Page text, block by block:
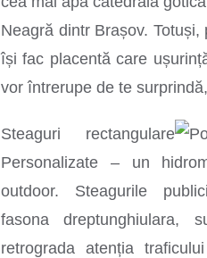
Neagră dintr Brașov.
își fac placentă care
vor întrerupe de te
Steaguri rectangulare
Personalizate – un
outdoor. Steagurile
fasona
retrograda atenția